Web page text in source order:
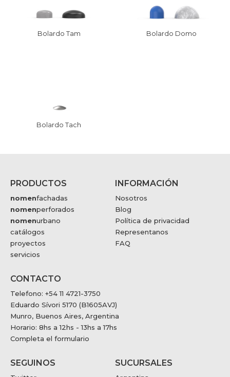
Bolardo Tam Bolardo Domo
Bolardo Tach
PRODUCTOS
nomenfachadas
nomenperforados
nomenurbano
catálogos
proyectos
servicios
INFORMACIÓN
Nosotros
Blog
Política de privacidad
Representanos
FAQ
CONTACTO
Telefono: +54 11 4721-3750
Eduardo Sívori 5170 (B1605AVJ)
Munro, Buenos Aires, Argentina
Horario: 8hs a 12hs - 13hs a 17hs
Completa el formulario
SEGUINOS SUCURSALES